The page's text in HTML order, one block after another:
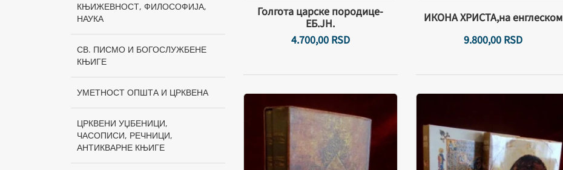
Прометеј, Нови Сад
Издавачка кућа Епархије
зворничко-тузланске
,,Синај", Бијељина
Манастир Грачаница
Apostrophe
КЊИЖЕВНОСТ, ФИЛОСОФИЈА,
НАУКА
СВ. ПИСМО И БОГОСЛУЖБЕНЕ
КЊИГЕ
УМЕТНОСТ ОПШТА И ЦРКВЕНА
ЦРКВЕНИ УЏБЕНИЦИ,
ЧАСОПИСИ, РЕЧНИЦИ,
АНТИКВАРНЕ КЊИГЕ
Голгота царске породице-
ЕБ.ЈН.
4.700,00 RSD
ИКОНА ХРИСТА,на енглеском
9.800,00 RSD